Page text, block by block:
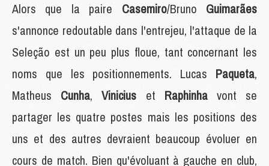
Alors que la paire Casemiro/Bruno Guimarães
s'annonce redoutable dans l'entrejeu, l'attaque de la
Seleção est un peu plus floue, tant concernant les
noms que les positionnements. Lucas Paqueta,
Matheus Cunha,Vinicius et Raphinha vont se
partager les quatre postes mais les positions des
uns et des autres devraient beaucoup évoluer en
cours de match. Bien qu'évoluant à gauche en club,